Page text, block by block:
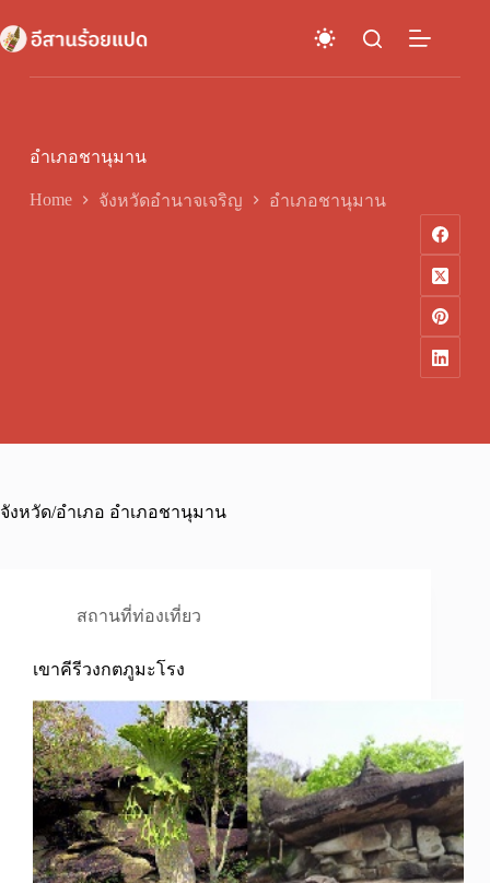
to
content
อำเภอชานุมาน
Home จังหวัดอำนาจเจริญ อำเภอชานุมาน
จังหวัด/อำเภอ อำเภอชานุมาน
สถานที่ท่องเที่ยว
เขาคีรีวงกตภูมะโรง